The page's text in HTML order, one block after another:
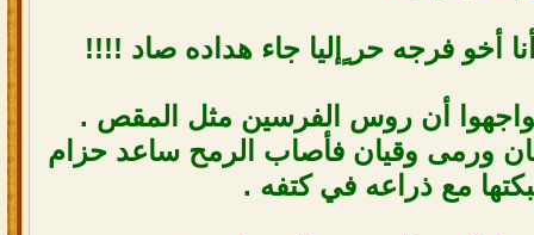
أخو فرجه حر ٍإليا جاء هداده صاد !!!!
أن روس الفرسين مثل المقص .
ورمى وقيان فأصاب الرمح ساعد حزام
مع ذراعه في كتفه .